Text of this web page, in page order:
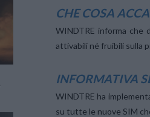
CHE COSA
WINDTRE informa che
attivabili né fruibili sulla
INFORMATIVA
WINDTRE ha
su tutte le nuove SIM